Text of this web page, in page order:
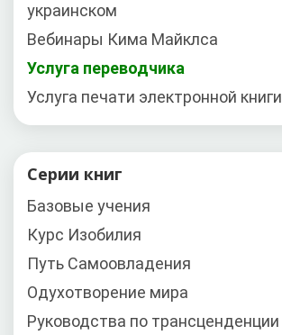
украинском
Вебинары Кима Майклса
Услуга переводчика
Услуга печати электронной книги
Серии книг
Базовые учения
Курс Изобилия
Путь Самоовладения
Одухотворение мира
Руководства по трансценденции